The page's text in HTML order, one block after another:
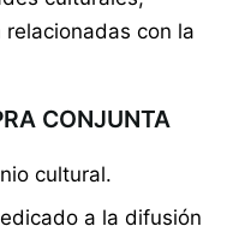
con la
CONJUNTA
cultural.
a la difusión